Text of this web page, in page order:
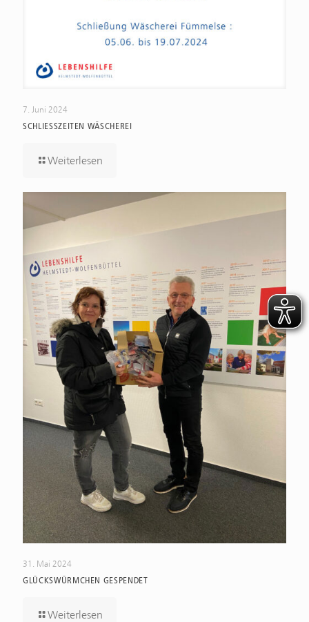
7. Juni 2024
SCHLIESSZEITEN WÄSCHEREI
Weiterlesen
31. Mai 2024
GLÜCKSWÜRMCHEN GESPENDET
Weiterlesen